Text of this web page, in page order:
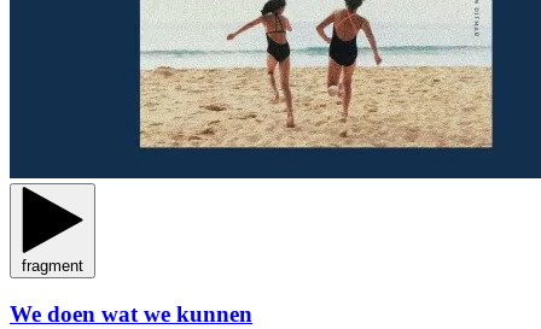
fragment
We doen wat we kunnen